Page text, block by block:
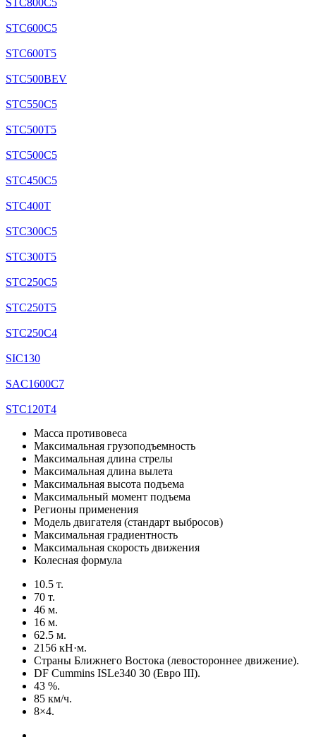
STC800C5
STC600C5
STC600T5
STC500BEV
STC550C5
STC500T5
STC500C5
STC450C5
STC400T
STC300C5
STC300T5
STC250C5
STC250T5
STC250C4
SIC130
SAC1600C7
STC120T4
Масса противовеса
Максимальная грузоподъемность
Максимальная длина стрелы
Максимальная длина вылета
Максимальная высота подъема
Максимальный момент подъема
Регионы применения
Модель двигателя (стандарт выбросов)
Максимальная градиентность
Максимальная скорость движения
Колесная формула
10.5 т.
70 т.
46 м.
16 м.
62.5 м.
2156 кН·м.
Страны Ближнего Востока (левостороннее движение).
DF Cummins ISLe340 30 (Евро III).
43 %.
85 км/ч.
8×4.